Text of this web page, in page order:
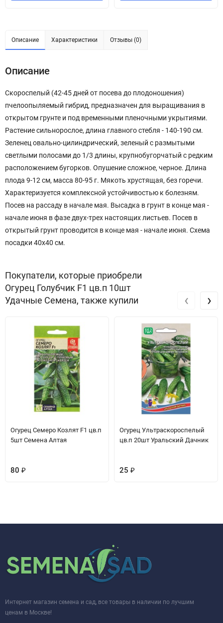
Описание Характеристики Отзывы (0)
Описание
Скороспелый (42-45 дней от посева до плодоношения)
пчелоопыляемый гибрид, предназначен для выращивания в
открытом грунте и под временными пленочными укрытиями.
Растение сильнорослое, длина главного стебля - 140-190 см.
Зеленец овально-цилиндрический, зеленый с размытыми
светлыми полосами до 1/3 длины, крупнобугорчатый с редким
расположением бугорков. Опушение сложное, черное. Длина
плода 9-12 см, масса 80-95 г. Мякоть хрустящая, без горечи.
Характеризуется комплексной устойчивостью к болезням.
Посев на рассаду в начале мая. Высадка в грунт в конце мая -
начале июня в фазе двух-трех настоящих листьев. Посев в
открытый грунт проводится в конце мая - начале июня. Схема
посадки 40х40 см.
Покупатели, которые приобрели
Огурец Голубчик F1 цв.п 10шт
Удачные Семена, также купили
Огурец Семеро Козлят F1 цв.п
5шт Семена Алтая
80 ₽
Огурец Ультраскороспелый
цв.п 20шт Уральский Дачник
25 ₽
‹ ›
Интернет магазин семена и сад, все товары в наличии по лучшим
ценам в Москве!